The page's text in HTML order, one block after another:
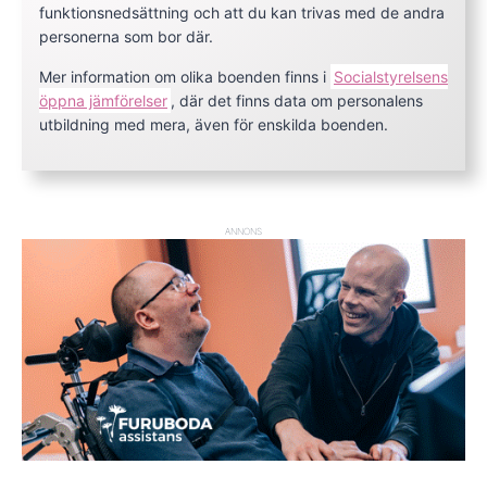
funktionsnedsättning och att du kan trivas med de andra
personerna som bor där.
Mer information om olika boenden finns i Socialstyrelsens
öppna jämförelser , där det finns data om personalens
utbildning med mera, även för enskilda boenden.
ANNONS